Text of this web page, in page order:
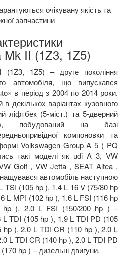
очікувану якість та
запчастини
II (1Z3, 1Z5)
1Z5) – друге покоління
автомобіля, що випускався
в період з 2004 по 2014 роки.
декількох варіантах кузовного
ліфтбек (5-міст.) та 5-дверний
побудований на базі
компоновки та
Volkswagen Group A 5 ( PQ
такі моделі як udi A 3, VW
Golf , VW Jetta , SEAT Altea ,
автомобіль наступною
L TSI (105 hp ), 1.4 L 16 V (75/80 hp
L MPI (102 hp ), 1.6 L FSI (116 hp
hp ), 2.0 L FSI (150/200 hp ) –
L TDI (105 hp ), 1.9 L TDI PD (105
hp ), 2.0 L TDI CR (110 hp ), 2.0 L
L TDI CR (140 hp ), 2.0 L TDI PD
hp ) – дизельні двигуни.